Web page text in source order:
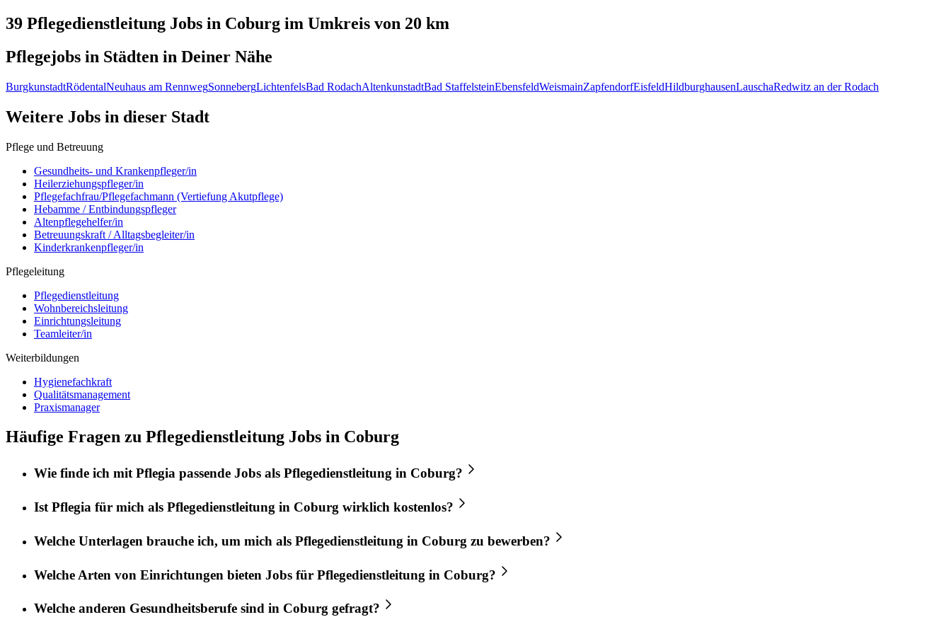
39 Pflegedienstleitung Jobs in Coburg im Umkreis von 20 km
Pflegejobs in Städten in Deiner Nähe
BurgkunstadtRödentalNeuhaus am RennwegSonnebergLichtenfelsBad RodachAltenkunstadtBad StaffelsteinEbensfeldWeismainZapfendorfEisfeldHildburghausenLauschaRedwitz an der Rodach
Weitere Jobs in dieser Stadt
Pflege und Betreuung
Gesundheits- und Krankenpfleger/in
Heilerziehungspfleger/in
Pflegefachfrau/Pflegefachmann (Vertiefung Akutpflege)
Hebamme / Entbindungspfleger
Altenpflegehelfer/in
Betreuungskraft / Alltagsbegleiter/in
Kinderkrankenpfleger/in
Pflegeleitung
Pflegedienstleitung
Wohnbereichsleitung
Einrichtungsleitung
Teamleiter/in
Weiterbildungen
Hygienefachkraft
Qualitätsmanagement
Praxismanager
Häufige Fragen zu Pflegedienstleitung Jobs in Coburg
Wie finde ich mitPflegia passende Jobs als Pflegedienstleitung in Coburg?
Ist Pflegia für mich als Pflegedienstleitung in Coburg wirklich kostenlos?
Welche Unterlagen brauche ich, um mich als Pflegedienstleitung in Coburg zu bewerben?
Welche Arten von Einrichtungen bieten Jobs für Pflegedienstleitung in Coburg?
Welche anderen Gesundheitsberufe sind in Coburg gefragt?